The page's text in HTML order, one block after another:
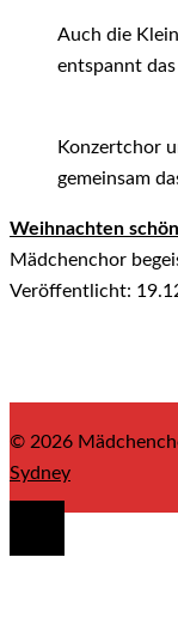
Auch die
entspannt
Konzertchor
gemeinsam
Weihnachten
Mädchenchor
Veröffentlicht:
© 2026
Sydney